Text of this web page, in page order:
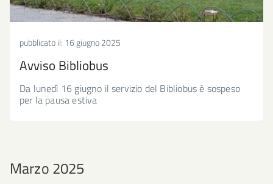
pubblicato il: 16 giugno 2025
Avviso Bibliobus
Da lunedì 16 giugno il servizio del Bibliobus è sospeso
per la pausa estiva
Marzo 2025